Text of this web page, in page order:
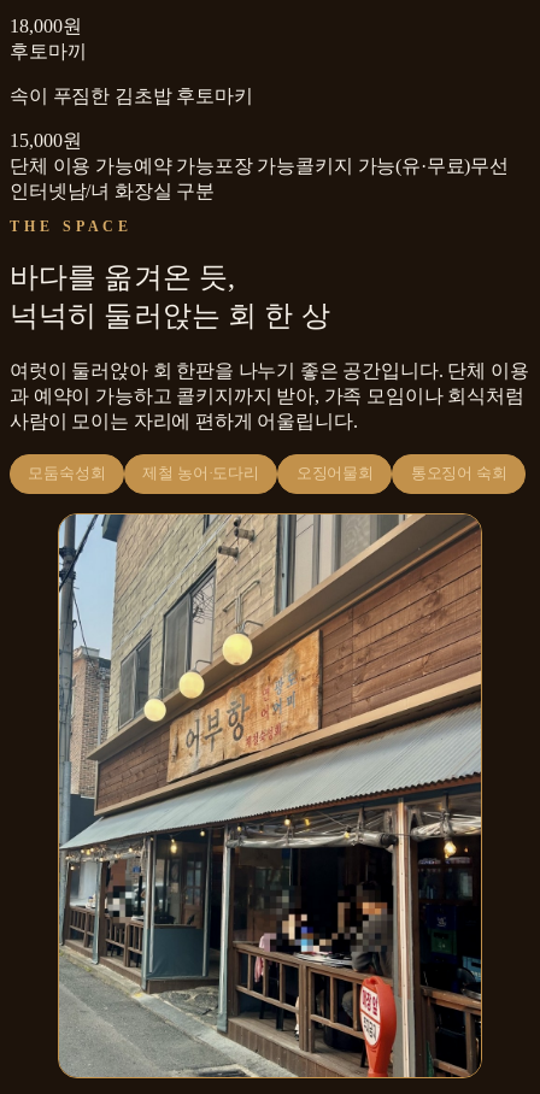
18,000원
후토마끼
속이 푸짐한 김초밥 후토마키
15,000원
단체 이용 가능예약 가능포장 가능콜키지 가능(유·무료)무선
인터넷남/녀 화장실 구분
THE SPACE
바다를 옮겨온 듯,
넉넉히 둘러앉는 회 한 상
여럿이 둘러앉아 회 한판을 나누기 좋은 공간입니다. 단체 이용
과 예약이 가능하고 콜키지까지 받아, 가족 모임이나 회식처럼
사람이 모이는 자리에 편하게 어울립니다.
모둠숙성회 제철 농어·도다리 오징어물회 통오징어 숙회